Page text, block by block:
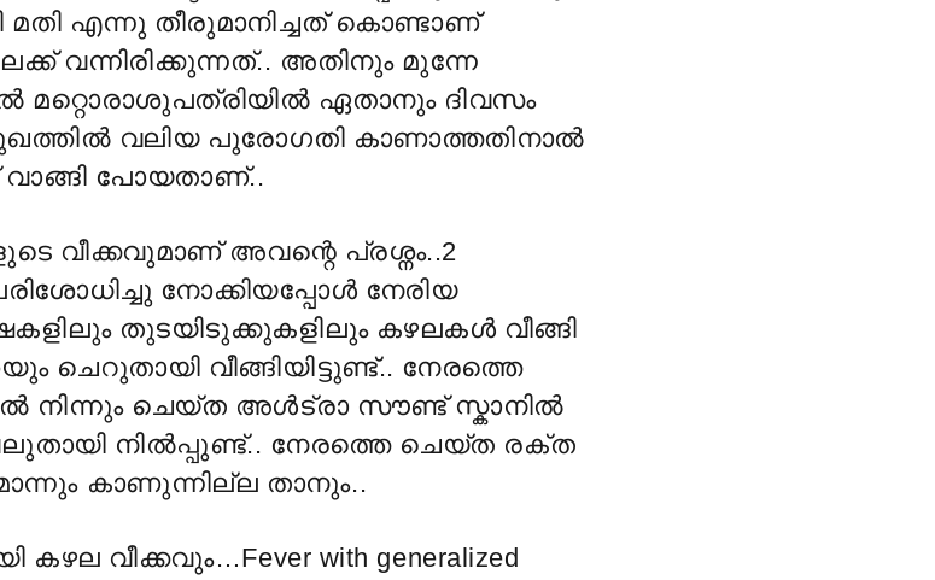
എന്നു തീരുമാനിച്ചത് കൊണ്ടാണ്
വന്നിരിക്കുന്നത്.. അതിനും മുന്നേ
മറ്റൊരാശുപത്രിയിൽ ഏതാനും ദിവസം
വലിയ പുരോഗതി കാണാത്തതിനാൽ
പോയതാണ്..
വീക്കവുമാണ് അവന്റെ പ്രശ്നം..2
നോക്കിയപ്പോൾ നേരിയ
തുടയിടുക്കുകളിലും കഴലകൾ വീങ്ങി
ചെറുതായി വീങ്ങിയിട്ടുണ്ട്.. നേരത്തെ
നിന്നും ചെയ്ത അൾട്രാ സൗണ്ട് സ്കാനിൽ
നിൽപ്പുണ്ട്.. നേരത്തെ ചെയ്ത രക്ത
കാണുന്നില്ല താനും..
വീക്കവും…Fever with generalized